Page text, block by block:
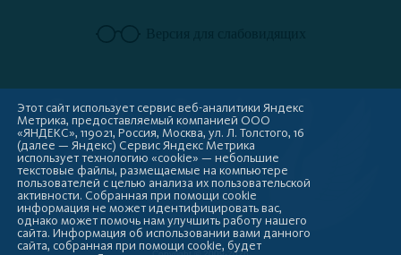
Этот сайт использует сервис веб-аналитики Яндекс
Метрика, предоставляемый компанией ООО
«ЯНДЕКС», 119021, Россия, Москва, ул. Л. Толстого, 16
(далее — Яндекс) Сервис Яндекс Метрика
использует технологию «cookie» — небольшие
текстовые файлы, размещаемые на компьютере
пользователей с целью анализа их пользовательской
активности. Собранная при помощи cookie
информация не может идентифицировать вас,
однако может помочь нам улучшить работу нашего
сайта. Информация об использовании вами данного
сайта, собранная при помощи cookie, будет